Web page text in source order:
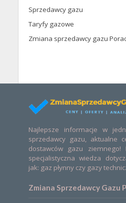
Sprzedawcy gazu
Taryfy gazowe
Zmiana sprzedawcy gazu
Najlepsze informacje w
sprzedawcy gazu, aktualne
dostawców gazu
specjalistyczna wiedza
jak: gaz płynny czy gazy
Zmiana Sprzedawcy Gazu